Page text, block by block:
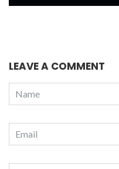
LEAVE A COMMENT